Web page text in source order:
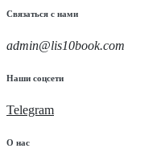
Связаться с нами
admin@lis10book.com
Наши соцсети
Telegram
О нас